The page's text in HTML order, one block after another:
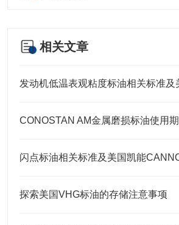
相关文章
探索美国VHG标油的存储注意事项